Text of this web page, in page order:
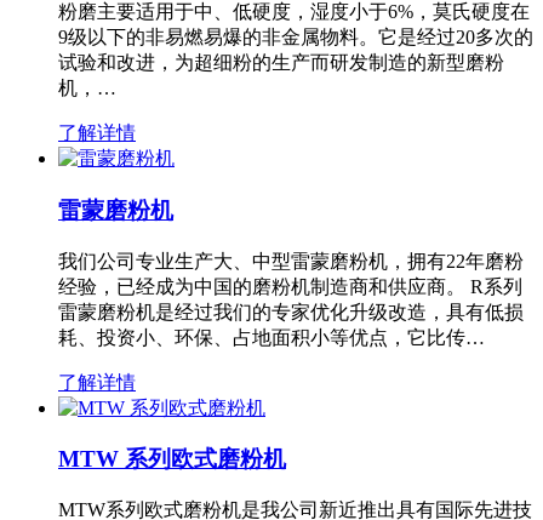
粉磨主要适用于中、低硬度，湿度小于6%，莫氏硬度在
9级以下的非易燃易爆的非金属物料。它是经过20多次的
试验和改进，为超细粉的生产而研发制造的新型磨粉
机，…
了解详情
雷蒙磨粉机
我们公司专业生产大、中型雷蒙磨粉机，拥有22年磨粉
经验，已经成为中国的磨粉机制造商和供应商。 R系列
雷蒙磨粉机是经过我们的专家优化升级改造，具有低损
耗、投资小、环保、占地面积小等优点，它比传…
了解详情
MTW 系列欧式磨粉机
MTW系列欧式磨粉机是我公司新近推出具有国际先进技